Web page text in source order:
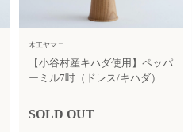
木工ヤマニ
【小谷村産キハダ使用】ペッパ
ーミル7吋（ドレス/キハダ）
SOLD OUT